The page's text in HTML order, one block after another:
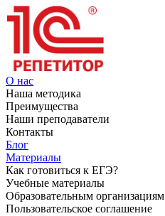
О нас
Наша методика
Преимущества
Наши преподаватели
Контакты
Блог
Материалы
Как готовиться к ЕГЭ?
Учебные материалы
Образовательным организациям
Пользовательское соглашение